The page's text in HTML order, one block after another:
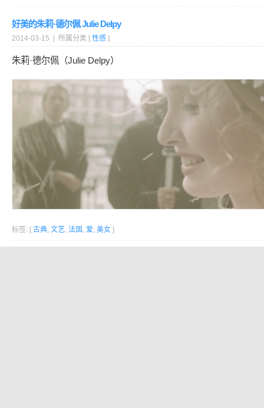
好美的朱莉·德尔佩 Julie Delpy
2014-03-15 | 所属分类 [ 性感 ]
朱莉·德尔佩（Julie Delpy）
标签: [ 古典, 文艺, 法国 , 爱, 美女 ]